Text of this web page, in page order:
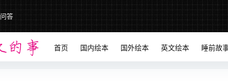
问答
首页 国内绘本 国外绘本 英文绘本 睡前故